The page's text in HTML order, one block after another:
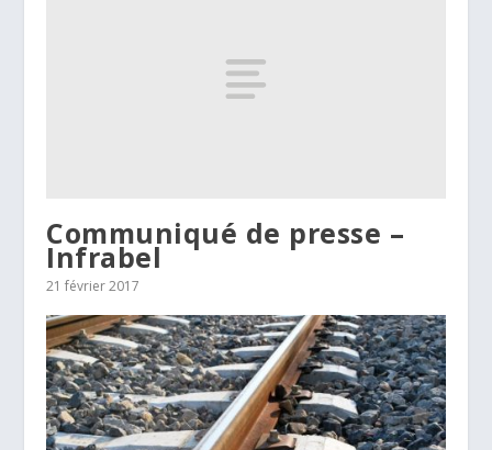
Communiqué de presse –
Infrabel
21 février 2017